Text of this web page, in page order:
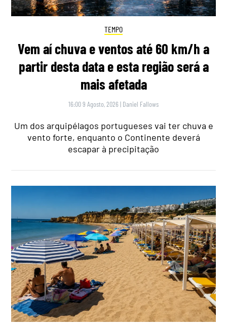
TEMPO
Vem aí chuva e ventos até 60 km/h a
partir desta data e esta região será a
mais afetada
16:00 9 Agosto, 2026 | Daniel Fallows
Um dos arquipélagos portugueses vai ter chuva e
vento forte, enquanto o Continente deverá
escapar à precipitação